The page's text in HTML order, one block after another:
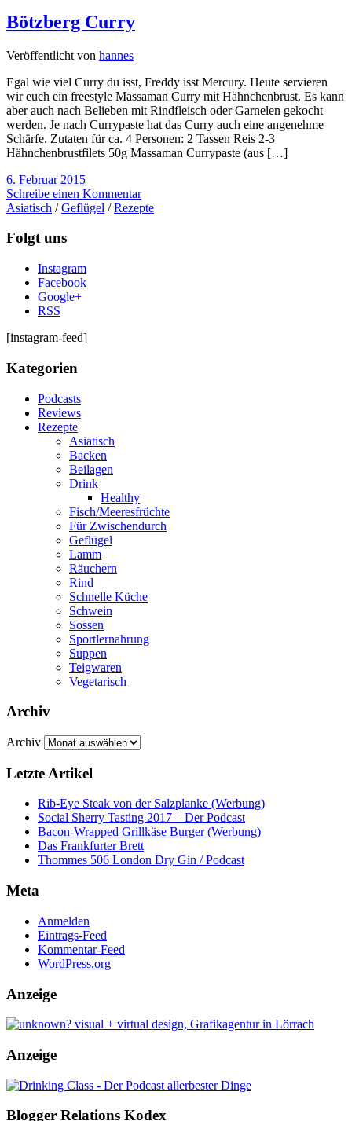
Bötzberg Curry
Veröffentlicht von hannes
Egal wie viel Curry du isst, Freddy isst Mercury. Heute servieren
wir euch ein freestyle Massaman Curry mit Hähnchenbrust. Es kann
aber auch nach Belieben mit Rindfleisch oder Garnelen gekocht
werden. Je nach Currypaste hat das Curry auch eine angenehme
Schärfe. Zutaten für ca. 4 Personen: 2 Tassen Reis 2-3
Hähnchenbrustfilets 50g Massaman Currypaste (aus […]
6. Februar 2015
Schreibe einen Kommentar
Asiatisch /Geflügel /Rezepte
Folgt uns
Instagram
Facebook
Google+
RSS
[instagram-feed]
Kategorien
Podcasts
Reviews
Rezepte
Asiatisch
Backen
Beilagen
Drink
Healthy
Fisch/Meeresfrüchte
Für Zwischendurch
Geflügel
Lamm
Räuchern
Rind
Schnelle Küche
Schwein
Sossen
Sportlernahrung
Suppen
Teigwaren
Vegetarisch
Archiv
Archiv
Letzte Artikel
Rib-Eye Steak von der Salzplanke (Werbung)
Social Sherry Tasting 2017 – Der Podcast
Bacon-Wrapped Grillkäse Burger (Werbung)
Das Frankfurter Brett
Thommes 506 London Dry Gin / Podcast
Meta
Anmelden
Eintrags-Feed
Kommentar-Feed
WordPress.org
Anzeige
Anzeige
Blogger Relations Kodex